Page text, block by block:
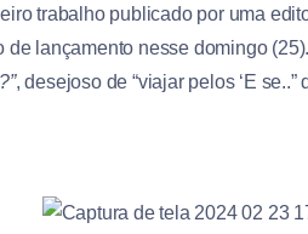
trabalho publicado por uma
de lançamento nesse domingo
, desejoso de “viajar pelos ‘E se..”